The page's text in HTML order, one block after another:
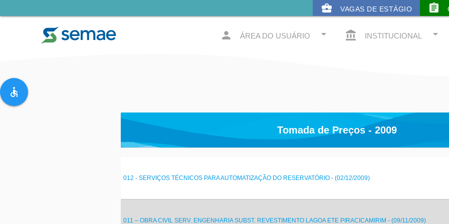
assignment
business_center VAGAS DE ESTÁGIO
person ÁREA DO USUÁRIO arrow_drop_down account_balance INSTITUCIONAL arrow_drop_down
accessible
Tomada de Preços - 2009
012 - SERVIÇOS TÉCNICOS PARA AUTOMATIZAÇÃO DO RESERVATÓRIO - (02/12/2009)
011 – OBRA CIVIL SERV. ENGENHARIA SUBST. REVESTIMENTO LAGOA ETE PIRACICAMIRIM - (09/11/2009)